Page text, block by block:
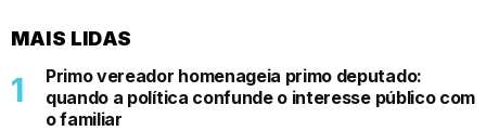
MAIS LIDAS
Primo vereador homenageia primo deputado:
quando a política confunde o interesse público com
o familiar